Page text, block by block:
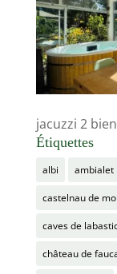
jacuzzi 2
Étiquettes
albi ambialet
castelnau de
caves de
château de